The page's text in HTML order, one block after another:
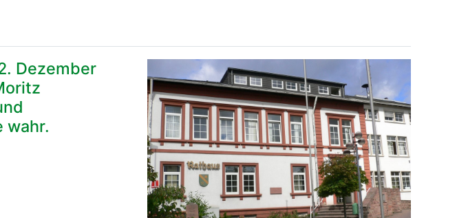
Dezember
wahr.